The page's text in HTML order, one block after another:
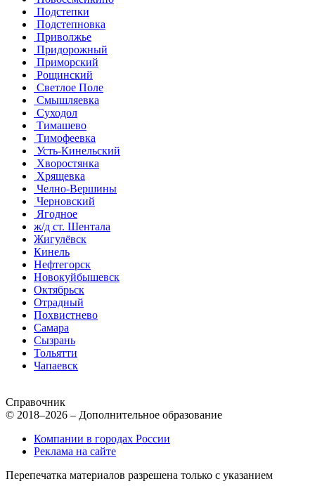
Подстепки
Подстепновка
Приволжье
Придорожный
Приморский
Рощинский
Светлое Поле
Смышляевка
Суходол
Тимашево
Тимофеевка
Усть-Кинельский
Хворостянка
Хрящевка
Челно-Вершины
Черновский
Ягодное
ж/д ст. Шентала
Жигулёвск
Кинель
Нефтегорск
Новокуйбышевск
Октябрьск
Отрадный
Похвистнево
Самара
Сызрань
Тольятти
Чапаевск
Справочник
© 2018–2026 – Дополнительное образование
Компании в городах России
Реклама на сайте
Перепечатка материалов разрешена только с указанием